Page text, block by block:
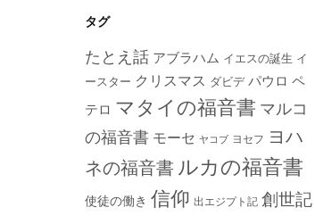
タグ
たとえ話 アブラハム イエスの誕生 イ
ースター クリスマス ダビデ パウロ ペ
テロ マタイの福音書 マルコ
の福音書 モーセ ヤコブ ヨセフ ヨハ
ネの福音書 ルカの福音書
使徒の働き 信仰 出エジプト記 創世記